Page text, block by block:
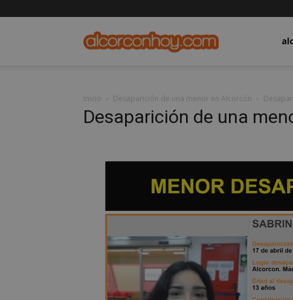
alcorconhoy.com
Inicio Desaparición de una menor en Alcorcón
Desaparición de una